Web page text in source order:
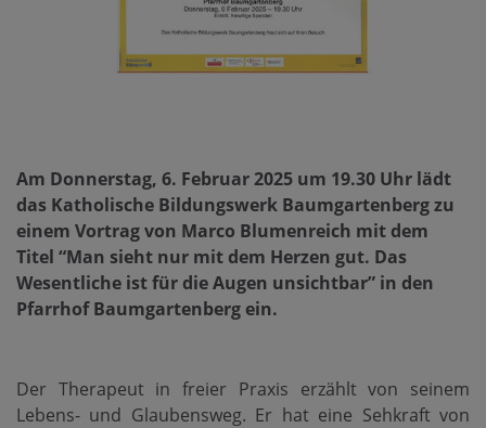
Am Donnerstag, 6. Februar 2025 um 19.30 Uhr lädt
das Katholische Bildungswerk Baumgartenberg zu
einem Vortrag von Marco Blumenreich mit dem
Titel “Man sieht nur mit dem Herzen gut. Das
Wesentliche ist für die Augen unsichtbar” in den
Pfarrhof Baumgartenberg ein.
Der Therapeut in freier Praxis erzählt von seinem
Lebens- und Glaubensweg. Er hat eine Sehkraft von